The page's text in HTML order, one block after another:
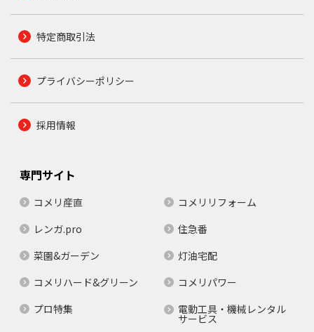
特定商取引法
プライバシーポリシー
採用情報
専門サイト
コメリ産直
コメリリフォーム
レンガ.pro
住急番
菜園&ガーデン
灯油宅配
コメリハード&グリーン
コメリパワー
プロ特集
電動工具・機械レンタル
サービス